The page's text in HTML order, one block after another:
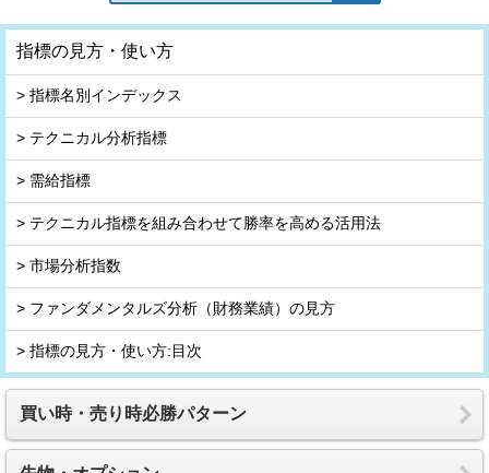
指標の見方・使い方
> 指標名別インデックス
> テクニカル分析指標
> 需給指標
> テクニカル指標を組み合わせて勝率を高める活用法
> 市場分析指数
> ファンダメンタルズ分析（財務業績）の見方
> 指標の見方・使い方:目次
買い時・売り時必勝パターン